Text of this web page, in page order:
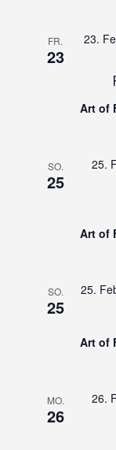
FR.
23
23.
Art of
SO.
25
25.
Art of
SO.
25
25.
Art of
MO.
26
26.